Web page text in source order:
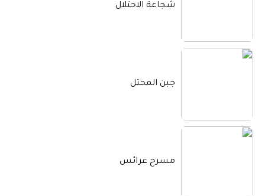
شجاعة الاحتلال
جبن المحتل
مسرح عرائس